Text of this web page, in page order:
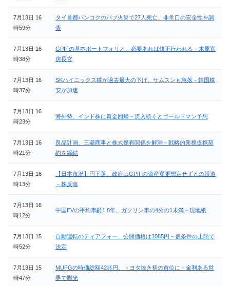
7月13日 16
時59分
タイ首都バンコクのパブ火災で27人死亡、非常口の安全性を調
査
7月13日 16
時38分
GPIFの基本ポートフォリオ、必要あれば修正行われる－木原官
房長官
7月13日 16
時37分
SKハイニックス株が過去最大の下げ、サムスンも急落－韓国株
安が加速
7月13日 16
時23分
海外勢、インド株に資金回帰－流入続くとゴールドマン予想
7月13日 16
時21分
良品計画、三菱商事と株式保有関係を解消－戦略的業務提携契
約を締結
7月13日 16
時13分
【日本市況】円下落、政府はGPIFの資産変更想定せずとの報道
－株反落
7月13日 16
時12分
中国EVの平均車齢1.8年、ガソリン車の4分の1未満－現地紙
7月13日 15
時52分
自動運転のティアフォー、公開価格は1085円－仮条件の上限で
決定
7月13日 15
時47分
MUFGの時価総額42兆円、トヨタ抜き初の首位に－金利ある世
界で脚光